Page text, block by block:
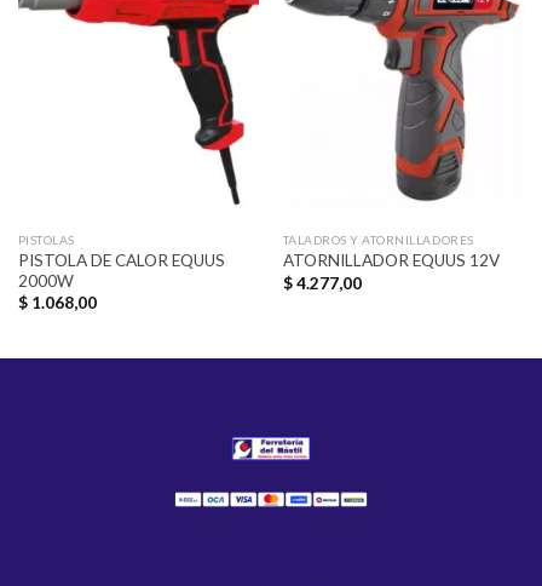
Añadir
a la
lista de
deseos
PISTOLAS
PISTOLA DE CALOR EQUUS
2000W
$1.068,00
Añadir
TALADROS Y ATORNILLADORES
ATORNILLADOR EQUUS 12V
$4.277,00